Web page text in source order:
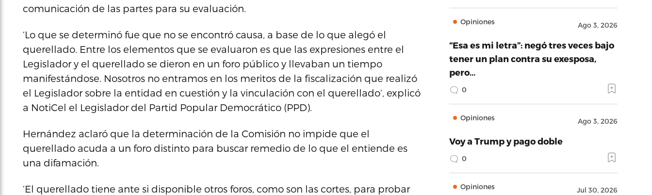
comunicación de las partes para su evaluación.
‘Lo que se determinó fue que no se encontró causa, a base de lo que alegó el
querellado. Entre los elementos que se evaluaron es que las expresiones entre el
Legislador y el querellado se dieron en un foro público y llevaban un tiempo
manifestándose. Nosotros no entramos en los meritos de la fiscalización que realizó
el Legislador sobre la entidad en cuestión y la vinculación con el querellado’, explicó
a NotiCel el Legislador del Partid Popular Democrático (PPD).
Hernández aclaró que la determinación de la Comisión no impide que el
querellado acuda a un foro distinto para buscar remedio de lo que el entiende es
una difamación.
‘El querellado tiene ante si disponible otros foros, como son las cortes, para probar
Opiniones Ago 3, 2026
“Esa es mi letra”: negó tres veces bajo
tener un plan contra su exesposa,
pero…
0
Opiniones Ago 3, 2026
Voy a Trump y pago doble
0
Opiniones Jul 30, 2026